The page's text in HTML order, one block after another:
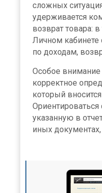
сложных
удерживается
возврат товара:
Личном кабинете
по доходам,
Особое внимание
корректное
который
Ориентироваться
указанную в
иных